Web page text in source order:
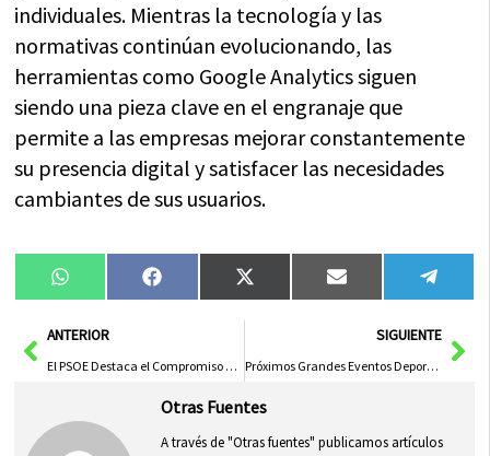
individuales. Mientras la tecnología y las
normativas continúan evolucionando, las
herramientas como Google Analytics siguen
siendo una pieza clave en el engranaje que
permite a las empresas mejorar constantemente
su presencia digital y satisfacer las necesidades
cambiantes de sus usuarios.
Compartir
en
WhatsAppCompartir
en
FacebookCompartir
en
X
(Twitter)
Compartir
en
Email
en
AntANTERIOR
El PSOE Destaca el Compromiso del Gobierno de CLM con la Igualdad de Género Frente a Retrocesos
SIGUIENTE
Próximos Grandes Eventos Deportivos en la Provincia
Otras Fuentes
A través de "Otras fuentes" publicamos artículos